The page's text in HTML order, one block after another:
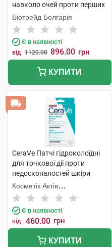
навколо очей проти перших
ознак старіння і темних кіл
15 мл 1 флакон
Біотрейд Болгарія
Є в наявності
від 1120.00 896.00 грн
КУПИТИ
CeraVe Патчі гідроколоїдні
для точкової дії проти
недосконалостей шкіри
обличчя 22 шт
Косметік Актів
Інтернаціональ
Є в наявності
від 460.00 грн
КУПИТИ